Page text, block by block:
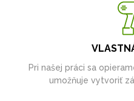
Pri našej práci sa
umožňuje vytvoriť